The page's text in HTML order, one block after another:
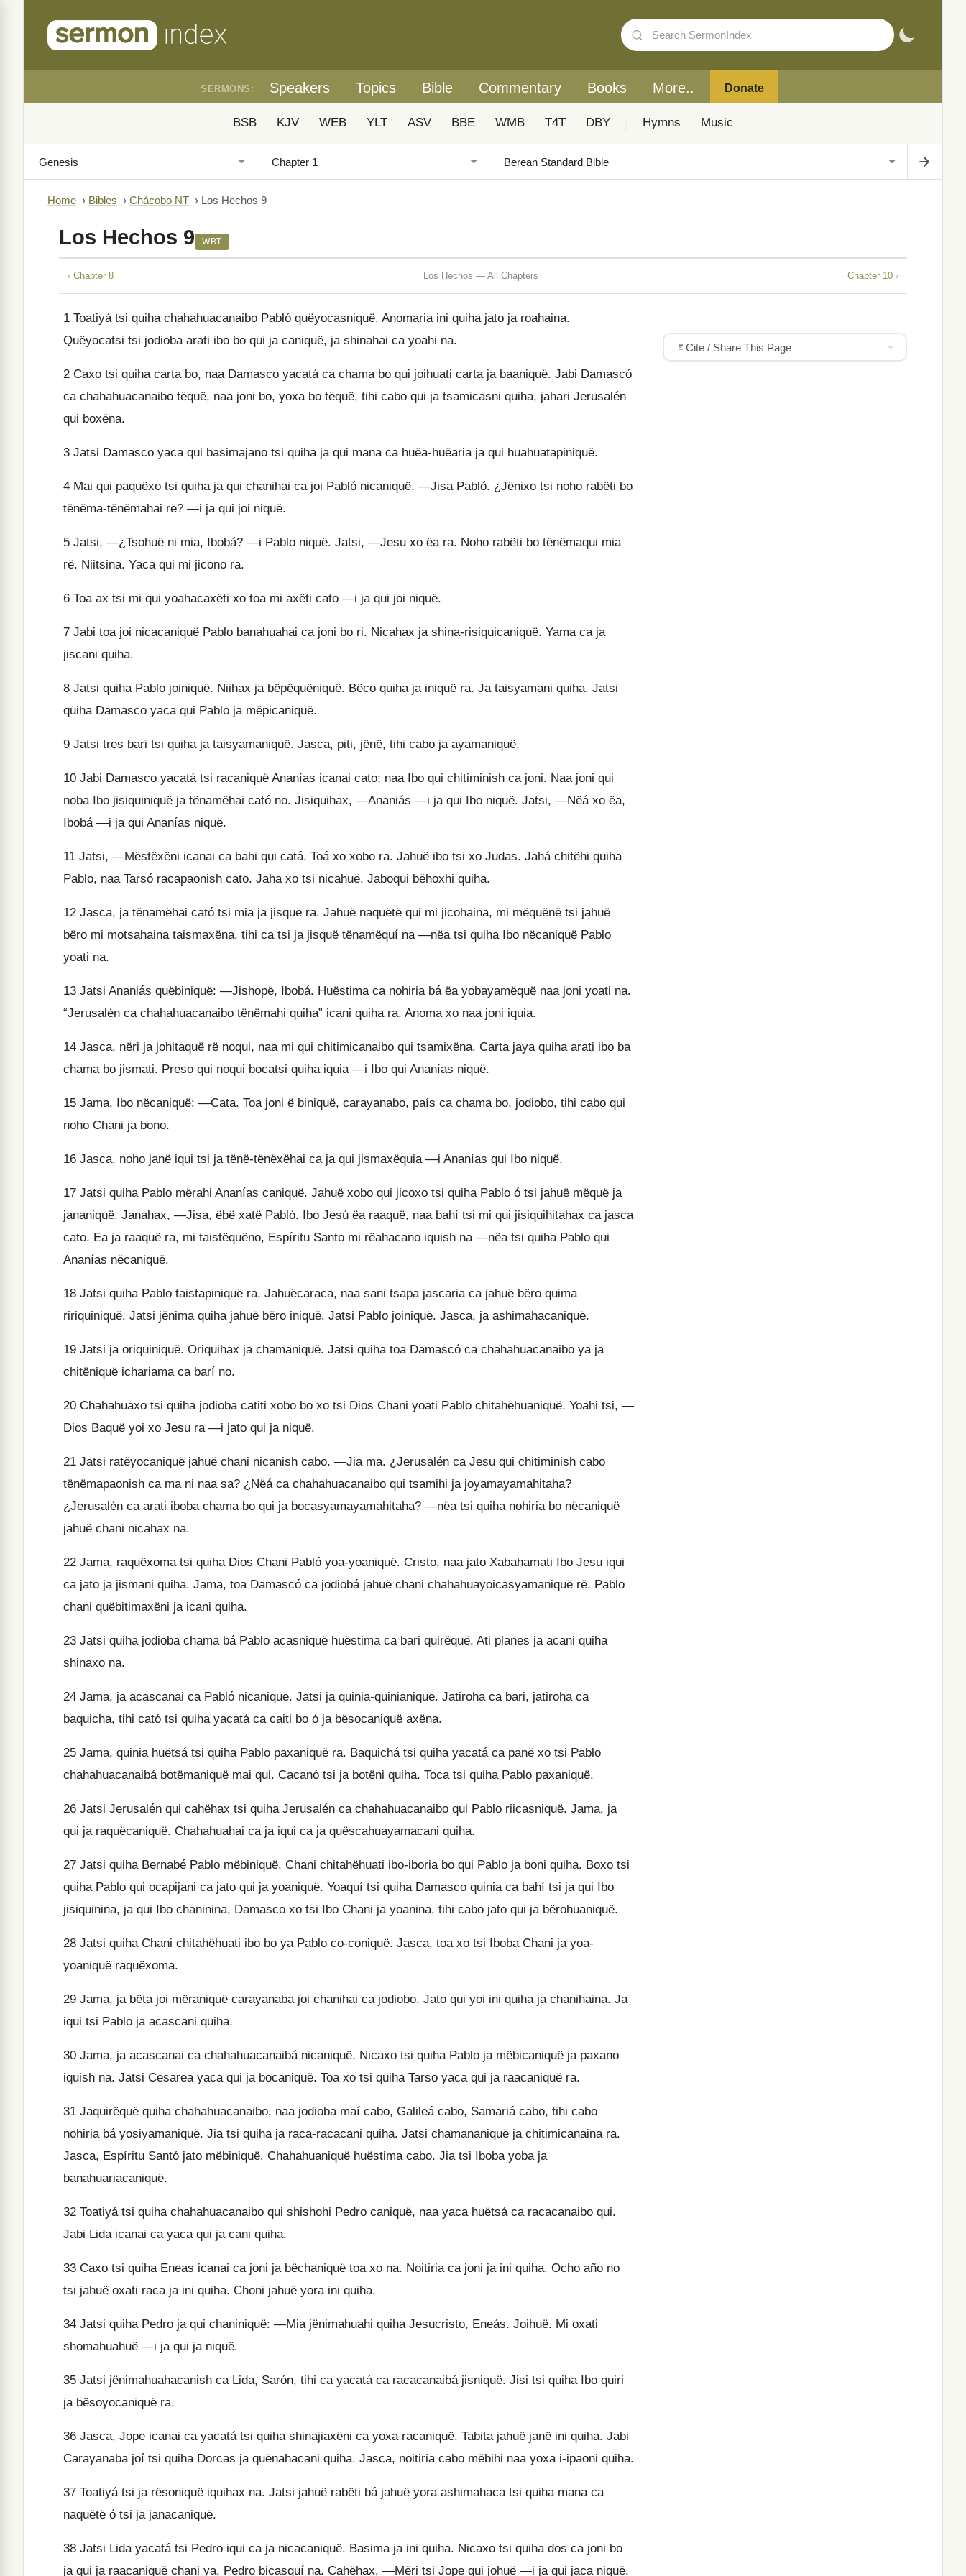
SERMONS: Speakers Topics Bible Commentary Books More.. Donate
BSB KJV WEB YLT ASV BBE WMB T4T DBY Hymns Music
Home › Bibles › Chácobo NT › Los Hechos 9
Los Hechos 9 WBT
‹ Chapter 8 Los Hechos — All Chapters Chapter 10 ›
1 Toatiyá tsi quiha chahahuacanaibo Pabló quëyocasniquë. Anomaria ini quiha jato ja roahaina.
Quëyocatsi tsi jodioba arati ibo bo qui ja caniquë, ja shinahai ca yoahi na.
2 Caxo tsi quiha carta bo, naa Damasco yacatá ca chama bo qui joihuati carta ja baaniquë. Jabi Damascó
ca chahahuacanaibo tëquë, naa joni bo, yoxa bo tëquë, tihi cabo qui ja tsamicasni quiha, jahari Jerusalén
qui boxëna.
3 Jatsi Damasco yaca qui basimajano tsi quiha ja qui mana ca huëa-huëaria ja qui huahuatapiniquë.
4 Mai qui paquëxo tsi quiha ja qui chanihai ca joi Pabló nicaniquë. —Jisa Pabló. ¿Jënixo tsi noho rabëti bo
tënëma-tënëmahai rë? —i ja qui joi niquë.
5 Jatsi, —¿Tsohuë ni mia, Ibobá? —i Pablo niquë. Jatsi, —Jesu xo ëa ra. Noho rabëti bo tënëmaqui mia
rë. Niitsina. Yaca qui mi jicono ra.
6 Toa ax tsi mi qui yoahacaxëti xo toa mi axëti cato —i ja qui joi niquë.
7 Jabi toa joi nicacaniquë Pablo banahuahai ca joni bo ri. Nicahax ja shina-risiquicaniquë. Yama ca ja
jiscani quiha.
8 Jatsi quiha Pablo joiniquë. Niihax ja bëpëquëniquë. Bëco quiha ja iniquë ra. Ja taisyamani quiha. Jatsi
quiha Damasco yaca qui Pablo ja mëpicaniquë.
9 Jatsi tres bari tsi quiha ja taisyamaniquë. Jasca, piti, jënë, tihi cabo ja ayamaniquë.
10 Jabi Damasco yacatá tsi racaniquë Ananías icanai cato; naa Ibo qui chitiminish ca joni. Naa joni qui
noba Ibo jisiquiniquë ja tënamëhai cató no. Jisiquihax, —Ananiás —i ja qui Ibo niquë. Jatsi, —Nëá xo ëa,
Ibobá —i ja qui Ananías niquë.
11 Jatsi, —Mëstëxëni icanai ca bahi qui catá. Toá xo xobo ra. Jahuë ibo tsi xo Judas. Jahá chitëhi quiha
Pablo, naa Tarsó racapaonish cato. Jaha xo tsi nicahuë. Jaboqui bëhoxhi quiha.
12 Jasca, ja tënamëhai cató tsi mia ja jisquë ra. Jahuë naquëtë qui mi jicohaina, mi mëquënë́ tsi jahuë
bëro mi motsahaina taismaxëna, tihi ca tsi ja jisquë tënamëquí na —nëa tsi quiha Ibo nëcaniquë Pablo
yoati na.
13 Jatsi Ananiás quëbiniquë: —Jishopë, Ibobá. Huëstima ca nohiria bá ëa yobayamëquë naa joni yoati na.
“Jerusalén ca chahahuacanaibo tënëmahi quiha” icani quiha ra. Anoma xo naa joni iquia.
14 Jasca, nëri ja johitaquë rë noqui, naa mi qui chitimicanaibo qui tsamixëna. Carta jaya quiha arati ibo ba
chama bo jismati. Preso qui noqui bocatsi quiha iquia —i Ibo qui Ananías niquë.
15 Jama, Ibo nëcaniquë: —Cata. Toa joni ë biniquë, carayanabo, país ca chama bo, jodiobo, tihi cabo qui
noho Chani ja bono.
16 Jasca, noho janë iqui tsi ja tënë-tënëxëhai ca ja qui jismaxëquia —i Ananías qui Ibo niquë.
17 Jatsi quiha Pablo mërahi Ananías caniquë. Jahuë xobo qui jicoxo tsi quiha Pablo ó tsi jahuë mëquë ja
jananiquë. Janahax, —Jisa, ëbë xatë Pabló. Ibo Jesú ëa raaquë, naa bahí tsi mi qui jisiquihitahax ca jasca
cato. Ea ja raaquë ra, mi taistëquëno, Espíritu Santo mi rëahacano iquish na —nëa tsi quiha Pablo qui
Ananías nëcaniquë.
18 Jatsi quiha Pablo taistapiniquë ra. Jahuëcaraca, naa sani tsapa jascaria ca jahuë bëro quima
ririquiniquë. Jatsi jënima quiha jahuë bëro iniquë. Jatsi Pablo joiniquë. Jasca, ja ashimahacaniquë.
19 Jatsi ja oriquiniquë. Oriquihax ja chamaniquë. Jatsi quiha toa Damascó ca chahahuacanaibo ya ja
chitëniquë ichariama ca barí no.
20 Chahahuaxo tsi quiha jodioba catiti xobo bo xo tsi Dios Chani yoati Pablo chitahëhuaniquë. Yoahi tsi, —
Dios Baquë yoi xo Jesu ra —i jato qui ja niquë.
21 Jatsi ratëyocaniquë jahuë chani nicanish cabo. —Jia ma. ¿Jerusalén ca Jesu qui chitiminish cabo
tënëmapaonish ca ma ni naa sa? ¿Nëá ca chahahuacanaibo qui tsamihi ja joyamayamahitaha?
¿Jerusalén ca arati iboba chama bo qui ja bocasyamayamahitaha? —nëa tsi quiha nohiria bo nëcaniquë
jahuë chani nicahax na.
22 Jama, raquëxoma tsi quiha Dios Chani Pabló yoa-yoaniquë. Cristo, naa jato Xabahamati Ibo Jesu iqui
ca jato ja jismani quiha. Jama, toa Damascó ca jodiobá jahuë chani chahahuayoicasyamaniquë rë. Pablo
chani quëbitimaxëni ja icani quiha.
23 Jatsi quiha jodioba chama bá Pablo acasniquë huëstima ca bari quirëquë. Ati planes ja acani quiha
shinaxo na.
24 Jama, ja acascanai ca Pabló nicaniquë. Jatsi ja quinia-quinianiquë. Jatiroha ca bari, jatiroha ca
baquicha, tihi cató tsi quiha yacatá ca caiti bo ó ja bësocaniquë axëna.
25 Jama, quinia huëtsá tsi quiha Pablo paxaniquë ra. Baquichá tsi quiha yacatá ca panë xo tsi Pablo
chahahuacanaibá botëmaniquë mai qui. Cacanó tsi ja botëni quiha. Toca tsi quiha Pablo paxaniquë.
26 Jatsi Jerusalén qui cahëhax tsi quiha Jerusalén ca chahahuacanaibo qui Pablo riicasniquë. Jama, ja
qui ja raquëcaniquë. Chahahuahai ca ja iqui ca ja quëscahuayamacani quiha.
27 Jatsi quiha Bernabé Pablo mëbiniquë. Chani chitahëhuati ibo-iboria bo qui Pablo ja boni quiha. Boxo tsi
quiha Pablo qui ocapijani ca jato qui ja yoaniquë. Yoaquí tsi quiha Damasco quinia ca bahí tsi ja qui Ibo
jisiquinina, ja qui Ibo chaninina, Damasco xo tsi Ibo Chani ja yoanina, tihi cabo jato qui ja bërohuaniquë.
28 Jatsi quiha Chani chitahëhuati ibo bo ya Pablo co-coniquë. Jasca, toa xo tsi Iboba Chani ja yoa-
yoaniquë raquëxoma.
29 Jama, ja bëta joi mëraniquë carayanaba joi chanihai ca jodiobo. Jato qui yoi ini quiha ja chanihaina. Ja
iqui tsi Pablo ja acascani quiha.
30 Jama, ja acascanai ca chahahuacanaibá nicaniquë. Nicaxo tsi quiha Pablo ja mëbicaniquë ja paxano
iquish na. Jatsi Cesarea yaca qui ja bocaniquë. Toa xo tsi quiha Tarso yaca qui ja raacaniquë ra.
31 Jaquirëquë quiha chahahuacanaibo, naa jodioba maí cabo, Galileá cabo, Samariá cabo, tihi cabo
nohiria bá yosiyamaniquë. Jia tsi quiha ja raca-racacani quiha. Jatsi chamananiquë ja chitimicanaina ra.
Jasca, Espíritu Santó jato mëbiniquë. Chahahuaniquë huëstima cabo. Jia tsi Iboba yoba ja
banahuariacaniquë.
32 Toatiyá tsi quiha chahahuacanaibo qui shishohi Pedro caniquë, naa yaca huëtsá ca racacanaibo qui.
Jabi Lida icanai ca yaca qui ja cani quiha.
33 Caxo tsi quiha Eneas icanai ca joni ja bëchaniquë toa xo na. Noitiria ca joni ja ini quiha. Ocho año no
tsi jahuë oxati raca ja ini quiha. Choni jahuë yora ini quiha.
34 Jatsi quiha Pedro ja qui chaniniquë: —Mia jënimahuahi quiha Jesucristo, Eneás. Joihuë. Mi oxati
shomahuahuë —i ja qui ja niquë.
35 Jatsi jënimahuahacanish ca Lida, Sarón, tihi ca yacatá ca racacanaibá jisniquë. Jisi tsi quiha Ibo quiri
ja bësoyocaniquë ra.
36 Jasca, Jope icanai ca yacatá tsi quiha shinajiaxëni ca yoxa racaniquë. Tabita jahuë janë ini quiha. Jabi
Carayanaba joí tsi quiha Dorcas ja quënahacani quiha. Jasca, noitiria cabo mëbihi naa yoxa i-ipaoni quiha.
37 Toatiyá tsi ja rësoniquë iquihax na. Jatsi jahuë rabëti bá jahuë yora ashimahaca tsi quiha mana ca
naquëtë ó tsi ja janacaniquë.
38 Jatsi Lida yacatá tsi Pedro iqui ca ja nicacaniquë. Basima ja ini quiha. Nicaxo tsi quiha dos ca joni bo
ja qui ja raacaniquë chani ya, Pedro bicasquí na. Cahëhax, —Mëri tsi Jope qui johuë —i ja qui jaca niquë.
Cite / Share This Page